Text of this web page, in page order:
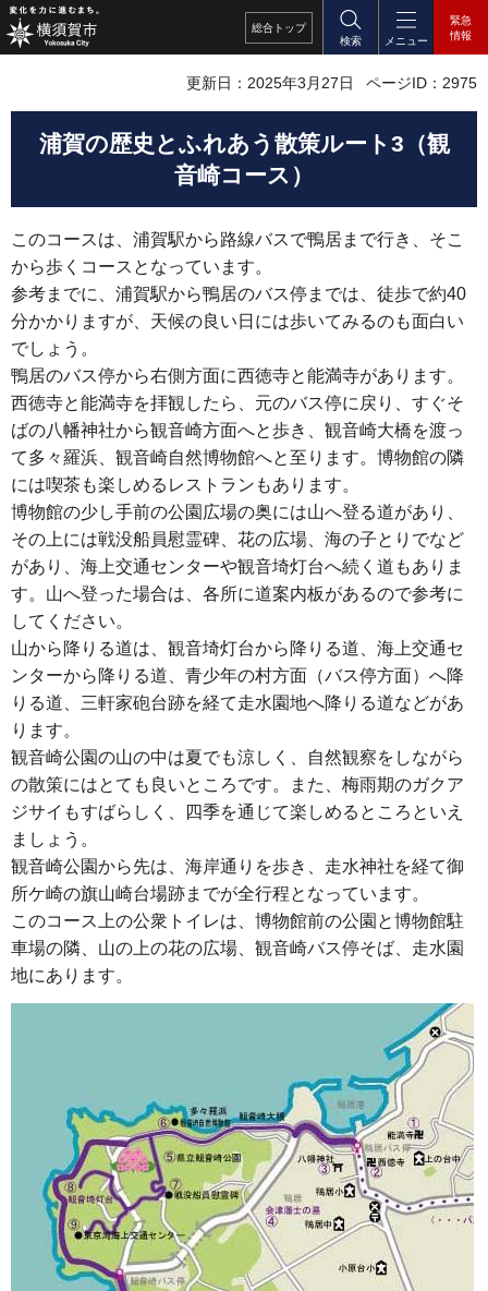
総合 トップ
検索
メニュー
緊急
情報
更新日：2025年3月27日 ページID：2975
浦賀の歴史とふれあう散策ルート3（観
音崎コース）
このコースは、浦賀駅から路線バスで鴨居まで行き、そこ
から歩くコースとなっています。
参考までに、浦賀駅から鴨居のバス停までは、徒歩で約40
分かかりますが、天候の良い日には歩いてみるのも面白い
でしょう。
鴨居のバス停から右側方面に西徳寺と能満寺があります。
西徳寺と能満寺を拝観したら、元のバス停に戻り、すぐそ
ばの八幡神社から観音崎方面へと歩き、観音崎大橋を渡っ
て多々羅浜、観音崎自然博物館へと至ります。博物館の隣
には喫茶も楽しめるレストランもあります。
博物館の少し手前の公園広場の奥には山へ登る道があり、
その上には戦没船員慰霊碑、花の広場、海の子とりでなど
があり、海上交通センターや観音埼灯台へ続く道もありま
す。山へ登った場合は、各所に道案内板があるので参考に
してください。
山から降りる道は、観音埼灯台から降りる道、海上交通セ
ンターから降りる道、青少年の村方面（バス停方面）へ降
りる道、三軒家砲台跡を経て走水園地へ降りる道などがあ
ります。
観音崎公園の山の中は夏でも涼しく、自然観察をしながら
の散策にはとても良いところです。また、梅雨期のガクア
ジサイもすばらしく、四季を通じて楽しめるところといえ
ましょう。
観音崎公園から先は、海岸通りを歩き、走水神社を経て御
所ケ崎の旗山崎台場跡までが全行程となっています。
このコース上の公衆トイレは、博物館前の公園と博物館駐
車場の隣、山の上の花の広場、観音崎バス停そば、走水園
地にあります。